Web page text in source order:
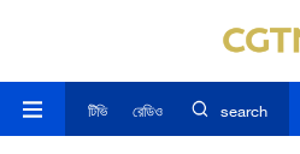
টিভি রেডিও search